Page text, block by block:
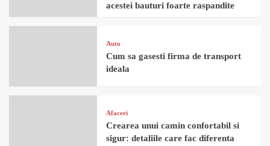
acestei bauturi foarte raspandite
Auto
Cum sa gasesti firma de transport
ideala
Afaceri
Crearea unui camin confortabil si
sigur: detaliile care fac diferenta